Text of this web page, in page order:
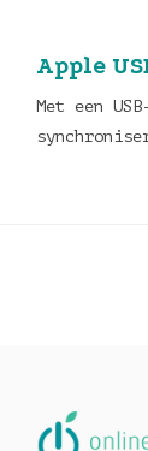
Apple
Met een